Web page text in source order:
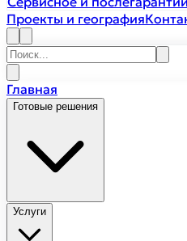
Проекты и география
Главная
Готовые решения
Услуги